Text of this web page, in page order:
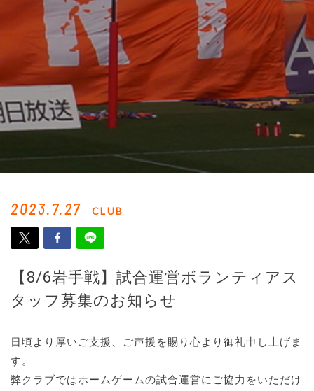
2023.7.27 CLUB
【8/6岩手戦】試合運営ボランティアス
タッフ募集のお知らせ
日頃より厚いご支援、ご声援を賜り心より御礼申し上げま
す。
弊クラブではホームゲームの試合運営にご協力をいただけ